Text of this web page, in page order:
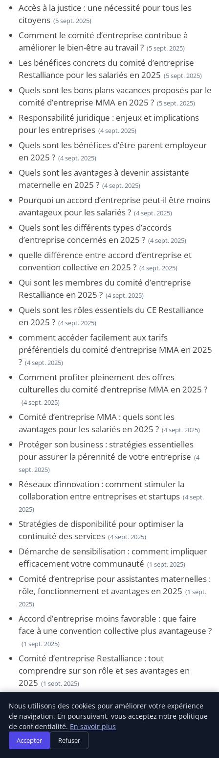
Accès à la justice : une nécessité pour tous les
citoyens (5 sept. 2025)
Comment le comité d’entreprise contribue à
améliorer le bien-être au travail ? (5 sept. 2025)
Les bénéfices concrets du comité d’entreprise
Restalliance pour les salariés en 2025 (5 sept. 2025)
Quels sont les bons plans vacances proposés par le
comité d’entreprise MMA en 2025 ? (5 sept. 2025)
Responsabilité juridique : enjeux et implications
pour les entreprises (4 sept. 2025)
Quels sont les bénéfices d’être parent employeur
en 2025 ? (4 sept. 2025)
Quels sont les avantages à devenir assistante
maternelle en 2025 ? (4 sept. 2025)
Pourquoi un accord d’entreprise peut-il être moins
avantageux pour les salariés ? (4 sept. 2025)
Quels sont les différents types d’accords
d’entreprise concernés en 2025 ? (4 sept. 2025)
quelle différence entre accord d’entreprise et
convention collective en 2025 ? (4 sept. 2025)
Qui sont les membres du comité d’entreprise
Restalliance en 2025 ? (4 sept. 2025)
Quels sont les rôles essentiels du CE Restalliance
en 2025 ? (4 sept. 2025)
comment accéder facilement aux tarifs
préférentiels du comité d’entreprise MMA en 2025
? (4 sept. 2025)
Comment profiter pleinement des offres
culturelles du comité d’entreprise MMA en 2025 ?
(4 sept. 2025)
Comité d’entreprise MMA : quels sont les
avantages pour les salariés en 2025 ? (4 sept. 2025)
Protéger son business : stratégies essentielles
pour assurer la pérennité de votre entreprise (4
sept. 2025)
Réseaux d’innovation : comment stimuler la
collaboration entre entreprises et startups (4 sept.
2025)
Stratégies de disponibilité pour optimiser la
continuité des services (4 sept. 2025)
Démarche de sensibilisation : comment impliquer
efficacement votre communauté (1 sept. 2025)
Comité d’entreprise pour assistantes maternelles :
rôle, fonctionnement et avantages en 2025 (1 sept.
2025)
Accord d’entreprise moins favorable : que faire
face à une convention collective plus avantageuse ?
(1 sept. 2025)
Comité d’entreprise Restalliance : tout
comprendre sur son rôle et ses avantages en
2025 (1 sept. 2025)
les salariés en 2025 ? (1 sept. 2025)
Les bienfaits du corossol pour la santé : ce que
vous devez savoir en 2025
Chaîne d’approvisionnement : optimiser la gestion
Nous utilisons des cookies pour améliorer votre expérience
de navigation. En poursuivant, vous acceptez notre politique
de confidentialité. En savoir plus
Accepter Refuser